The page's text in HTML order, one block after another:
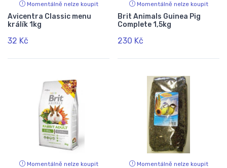
Momentálně nelze koupit
Avicentra Classic menu
králík 1kg
32 Kč
Momentálně nelze koupit
Brit Animals Guinea Pig
Complete 1,5kg
230 Kč
Momentálně nelze koupit Momentálně nelze koupit